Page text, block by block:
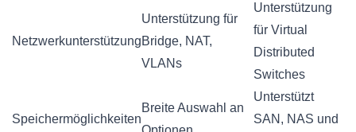
Netzwerkunterstützung
Unterstützung für
Bridge, NAT,
VLANs
Unterstützung
für Virtual
Distributed
Switches
Speichermöglichkeiten
Breite Auswahl an
Unterstützt
SAN, NAS und